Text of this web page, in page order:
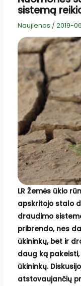
sistemą
Naujienos / 2019-
LR Žemės ūkio
apskritojo stalo
draudimo
pribrendo, nes
ūkininkų, bet ir
daug ką
ūkininkų.
atstovaujančių